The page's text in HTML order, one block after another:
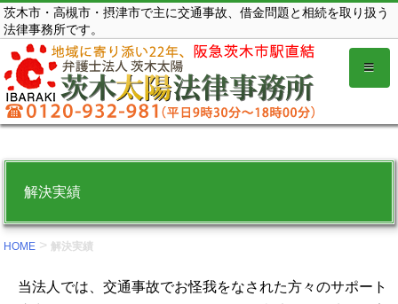
コ
ン
テ
ン
ツ
を
る。
茨木市・高槻市・摂津市で主に交通事故、借金問題と相続を取り扱う
法律事務所です。
解決実績
HOME >解決実績
当法人では、交通事故でお怪我をなされた方々のサポート